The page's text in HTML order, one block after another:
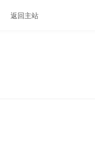
返回主站